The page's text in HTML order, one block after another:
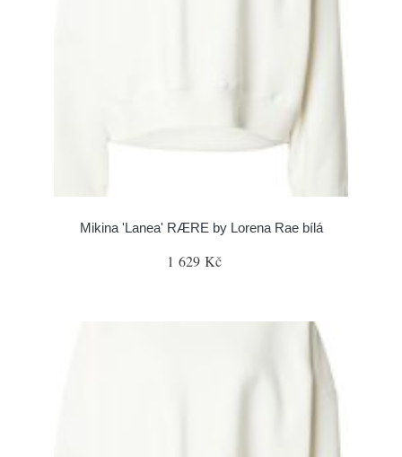
Mikina 'Lanea' RÆRE by Lorena Rae bílá
1 629 Kč